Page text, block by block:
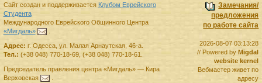
Замечания/
предложения
по работе сайта
2026-08-07 03:13:28
// Powered by Migdal
website kernel
Вебмастер живет по
адресу
Сайт создан и поддерживается Клубом Еврейского
Студента
Международного Еврейского Общинного Центра
«Мигдаль»
.
Адрес: г. Одесса, ул. Малая Арнаутская, 46-а.
Тел.: (+38 048) 770-18-69, (+38 048) 770-18-61.
Председатель правленияцентра «Мигдаль»— Кира
Верховская
.